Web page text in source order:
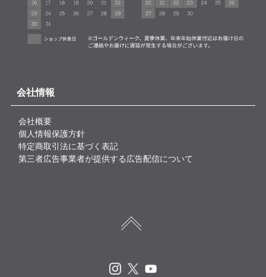
会社情報
会社概要
個人情報保護方針
特定商取引法に基づく表記
第三者広告事業者が提供する広告配信について